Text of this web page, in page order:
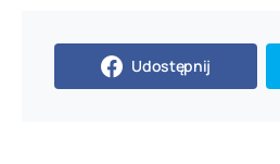
Udostępnij